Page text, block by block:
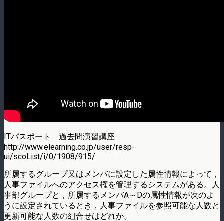
ITパスポート 過去問演習講座
http://www.elearning.co.jp/user/resp-
ui/scoList/i/0/1908/915/
所属するグループ又はメンバに設定した属性情報によって，
人事ファイルへのアクセス権を管理するシステムがある。人
事部グループと，所属するメンバA～Dの属性情報が次のよ
うに設定されているとき，人事ファイルを参照可能な人数と
更新可能な人数の組合せはどれか。